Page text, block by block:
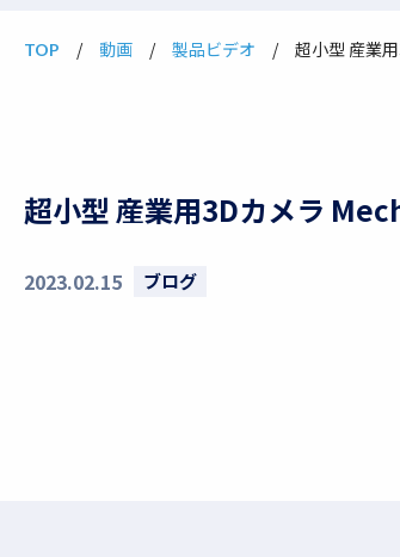
TOP 動画 製品ビデオ 超小型 産業
超小型 産業用3Dカメラ
2023.02.15 ブログ